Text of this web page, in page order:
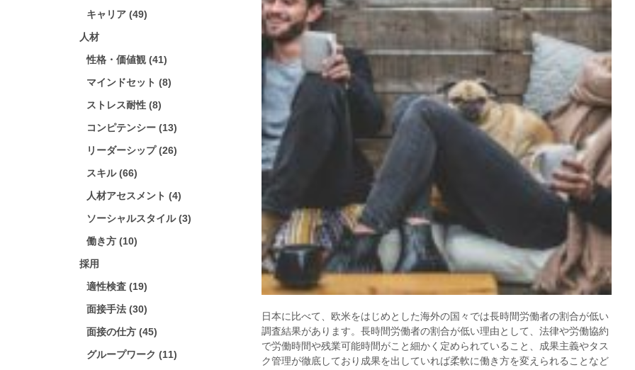
キャリア (49)
人材
性格・価値観 (41)
マインドセット (8)
ストレス耐性 (8)
コンピテンシー (13)
リーダーシップ (26)
スキル (66)
人材アセスメント (4)
ソーシャルスタイル (3)
働き方 (10)
採用
適性検査 (19)
面接手法 (30)
面接の仕方 (45)
グループワーク (11)
日本に比べて、欧米をはじめとした海外の国々では長時間労働者の割合が低い
調査結果があります。長時間労働者の割合が低い理由として、法律や労働協約
で労働時間や残業可能時間がこと細かく定められていること、成果主義やタス
ク管理が徹底しており成果を出していれば柔軟に働き方を変えられることなど